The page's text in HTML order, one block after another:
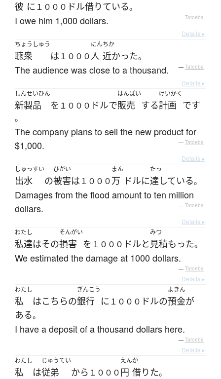
彼 に １０００ ドル借りている。
I owe him 1,000 dollars. — Tatoeba
Details ▸
ちょうしゅう
聴衆 は １０００
にん
人
ちか
近かった。
The audience was close to a thousand. — Tatoeba
Details ▸
しんせいひん
新製品 を １０００ ドルで
はんばい
販売 する
けいかく
計画 です
。
The company plans to sell the new product for
$1,000.
— Tatoeba
Details ▸
しゅっすい
出水 の
ひがい
被害は １０００
まん
万 ドルに
たっ
達している。
Damages from the flood amount to ten million
dollars.
— Tatoeba
Details ▸
わたし
私達はその
そんがい
損害 を １０００ ドルと
みつ
見積もった。
We estimated the damage at 1000 dollars.
— Tatoeba
Details ▸
わたし
私 はこちらの
ぎんこう
銀行 に １０００ ドルの
よきん
預金が
ある。
I have a deposit of a thousand dollars here.
— Tatoeba
Details ▸
わたし
私 は
じゅうてい
従弟 から １０００
えん
円
か
借りた。